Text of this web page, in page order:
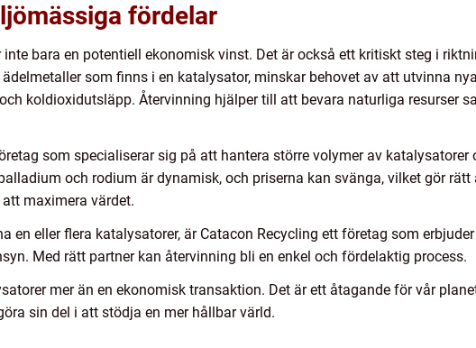
fördelar
bara en potentiell ekonomisk vinst. Det är också ett kritiskt steg i
som finns i en katalysator, minskar behovet av att utvinna
koldioxidutsläpp. Återvinning hjälper till att bevara naturliga resurser
som specialiserar sig på att hantera större volymer av
och rodium är dynamisk, och priserna kan svänga, vilket gör rätt
maximera värdet.
en eller flera katalysatorer, är Catacon Recycling ett företag som
Med rätt partner kan återvinning bli en enkel och fördelaktig process.
mer än en ekonomisk transaktion. Det är ett åtagande för vår
sin del i att stödja en mer hållbar värld.